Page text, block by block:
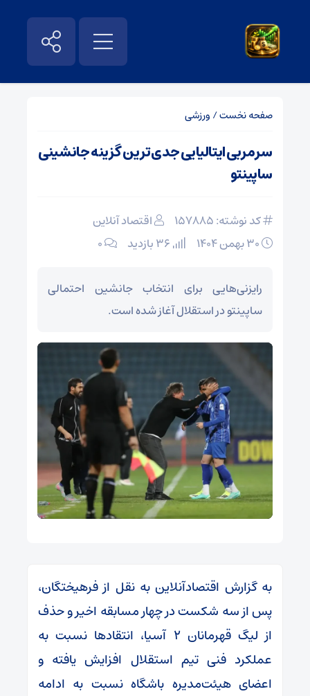
صفحه نخست/ ورزشی
سرمربی ایتالیایی جدی‌ترین گزینه جانشینی
ساپینتو
کد نوشته: 157885
اقتصاد آنلاین
۰
رایزنی‌هایی برای انتخاب جانشین احتمالی
ساپینتو در استقلال آغاز شده است.
به گزارش اقتصادآنلاین به نقل از فرهیختگان،
پس از سه شکست در چهار مسابقه اخیر و حذف
از لیگ قهرمانان ۲ آسیا، انتقاد‌ها نسبت به
عملکرد فنی تیم استقلال افزایش یافته و
اعضای هیئت‌مدیره باشگاه نسبت به ادامه